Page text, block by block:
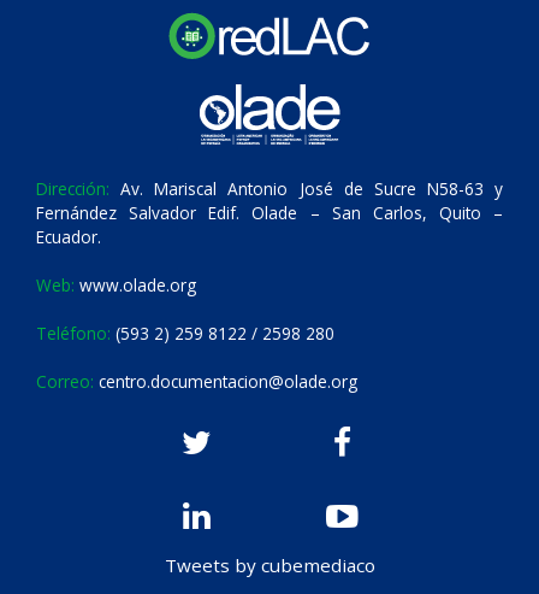
Dirección: Av. Mariscal Antonio José de Sucre N58-63 y
Fernández Salvador Edif. Olade – San Carlos, Quito –
Ecuador.
Web: www.olade.org
Teléfono: (593 2) 259 8122 / 2598 280
Correo: centro.documentacion@olade.org
Tweets by cubemediaco